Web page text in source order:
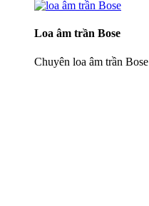
Loa âm trần Bose
Chuyên loa âm trần Bose